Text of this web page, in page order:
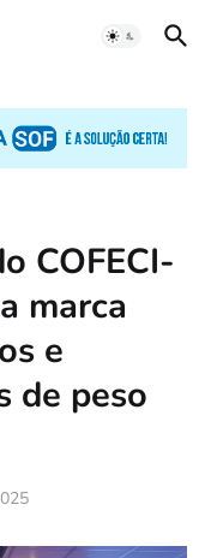
COFECI-
marca
e
de peso